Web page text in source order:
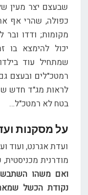
שבעצם יצר מעין
כפולה, שהרי אף
מקומות; ודדו
יכול להימצא בו
שמתחיל עוד
רמטכ"לים ובעצם
לראות מג"ד חדש
בטח לא רמטכ"ל…
על מסקנות
ועדת אגרנט, ועוד
מודרנית
ואם משהו השתבש
נקודת הכשל